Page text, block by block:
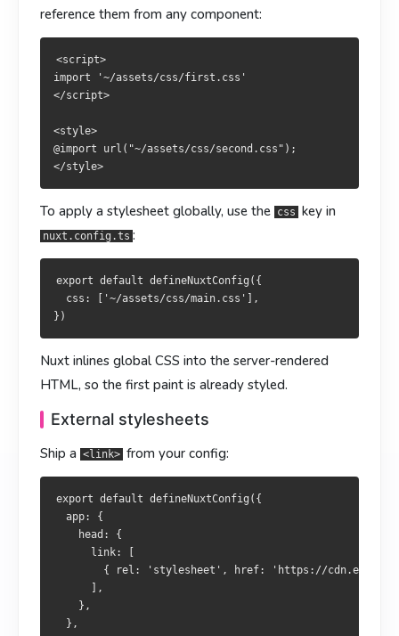
<style>
@import url("~/assets/css/second.css");
export default defineNuxtConfig({
全局 CSS 会被内联到 SSR HTML，首屏一上来就是带样式的。
外部样式表
从配置里挂
export default defineNuxtConfig({
    head: {
      link: [
{ rel: 'stylesheet', href: 'https://
      ],
    },
  },
useHead 动态挂载：
<script setup lang="ts">
useHead({
link: [{ rel: 'stylesheet', href: 'https://
<style>
@import url("~/assets/css/second.css");
export default defineNuxtConfig({
全域 CSS 會被內嵌到 SSR HTML，首屏即為已套用樣式的版
外部樣式表
自設定掛上 <link> ：
export default defineNuxtConfig({
    head: {
{ rel: 'stylesheet', href: 'https://
useHead 動態掛載：
<script setup lang="ts">
useHead({
reference them from any component:
<script>
import '~/assets/css/first.css'
</script>
<style>
@import url("~/assets/css/second.css");
To apply a stylesheet globally, use the css key in
nuxt.config.ts :
export default defineNuxtConfig({
  css: ['~/assets/css/main.css'],
Nuxt inlines global CSS into the server-rendered
HTML, so the first paint is already styled.
External stylesheets
Ship a <link> from your config:
export default defineNuxtConfig({
  app: {
    head: {
      link: [
{ rel: 'stylesheet', href: 'https://
      ],
    },
  },